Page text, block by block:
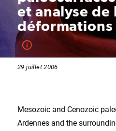
et analyse de
déformations
29 juillet 2006
Mesozoic and Cenozoic
Ardennes and the